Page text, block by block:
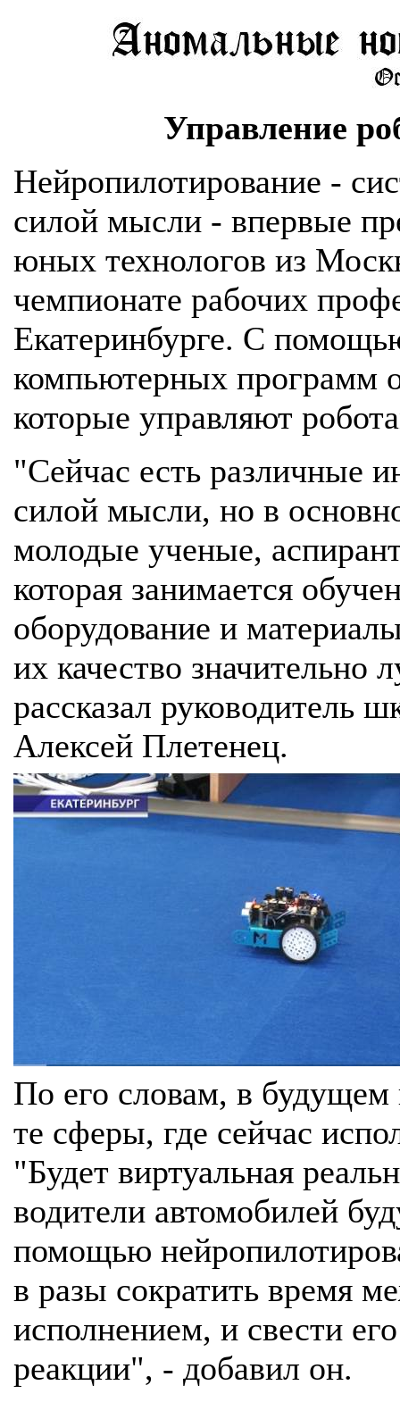
Управление
Нейропилотирование -
силой мысли - впервые
юных технологов из
чемпионате рабочих
Екатеринбурге. С
компьютерных программ
которые управляют
"Сейчас есть различные
силой мысли, но в
молодые ученые,
которая занимается
оборудование и
их качество
рассказал руководитель
Алексей Плетенец.
По его словам, в будущем
те сферы, где сейчас
"Будет виртуальная
водители автомобилей
помощью
в разы сократить время
исполнением, и свести
реакции", - добавил он.